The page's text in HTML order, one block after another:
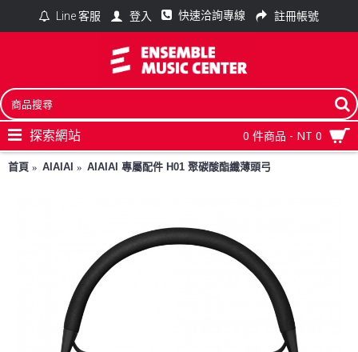
Line 客服 登入 快速洽詢專線 註冊帳號
0 件商品 - NT 0
探索網站
首頁 AIAIAI AIAIAI 專屬配件 H01 聚碳酸酯纖薄頭弓